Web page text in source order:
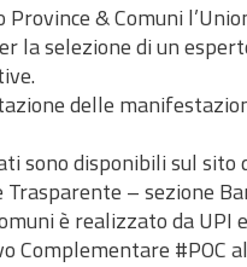
& Comuni
la selezione di un
delle
sono disponibili sul sito
– sezione
è realizzato da UPI
Complementare #POC